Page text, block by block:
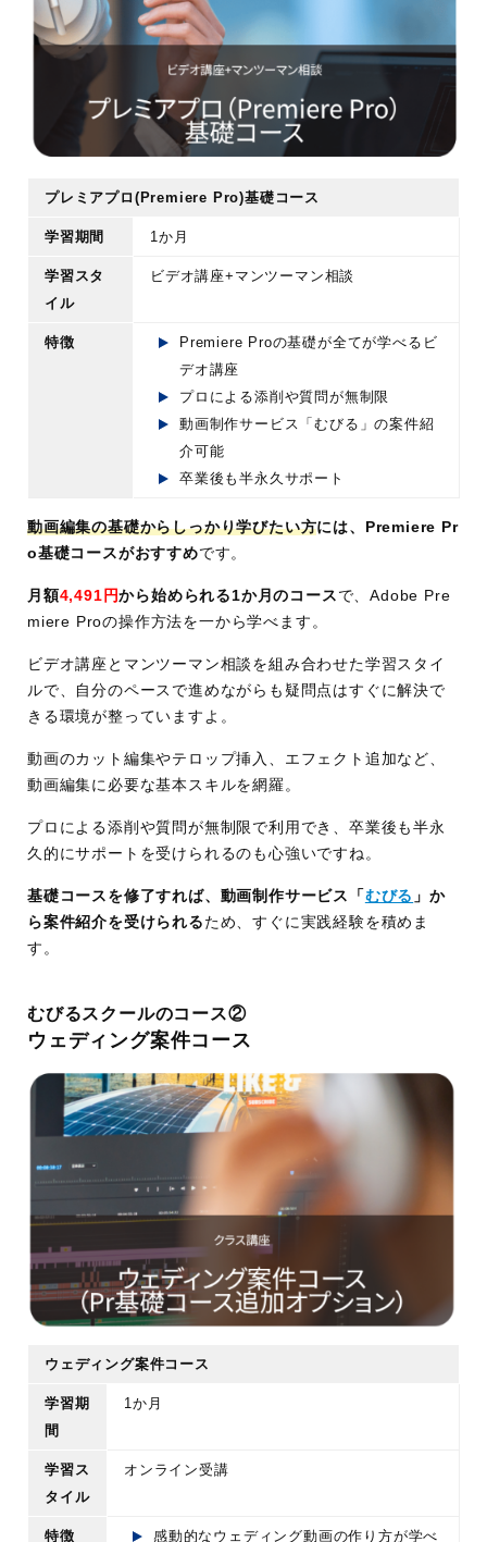
間
2回)
ビデオ研修：100本以上(受講者は視聴無
制限)
学習ス
プレミアプロ(Premiere Pro)基礎コー
ス：ビデオ講座+マンツーマン相談
加オプション)：オンライン受講
アフターエフェクト(After Effects)コー
学習内
ワンランク上の動画編集スキル
案件獲得に必須な商談・営業スキル
ポートフォリオ制作など
プレミアプロ(Premiere Pro)基礎コース
学習期間 1か月
学習スタ
イル
ビデオ講座+マンツーマン相談
特徴
Premiere Proの基礎が全てが学べるビ
デオ講座
プロによる添削や質問が無制限
動画制作サービス「むびる」の案件紹
介可能
卒業後も半永久サポート
動画編集の基礎からしっかり学びたい方には、Premiere Pr
o基礎コースがおすすめです。
月額4,491円から始められる1か月のコース で、Adobe Pre
miere Proの操作方法を一から学べます。
ビデオ講座とマンツーマン相談を組み合わせた学習スタイ
ルで、自分のペースで進めながらも疑問点はすぐに解決で
きる環境が整っていますよ。
動画のカット編集やテロップ挿入、エフェクト追加など、
動画編集に必要な基本スキルを網羅。
プロによる添削や質問が無制限で利用でき、卒業後も半永
久的にサポートを受けられるのも心強いですね。
基礎コースを修了すれば、動画制作サービス「 むびる 」か
ら案件紹介を受けられる ため、すぐに実践経験を積めま
す。
むびるスクールのコース②
ウェディング案件コース
ウェディング案件コース
学習期
間
1か月
学習ス
タイル
オンライン受講
特徴
感動的なウェディング動画の作り方が学べ